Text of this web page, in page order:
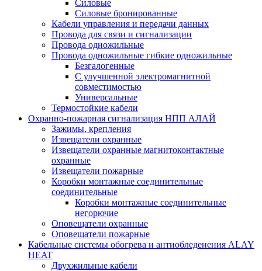
Силовые
Силовые бронированные
Кабели управления и передачи данных
Провода для связи и сигнализации
Провода одножильные
Провода одножильные гибкие одножильные
Безгалогенные
С улучшенной электромагнитной
совместимостью
Универсальные
Термостойкие кабели
Охранно-пожарная сигнализация НПП АЛАЙ
Зажимы, крепления
Извещатели охранные
Извещатели охранные магнитоконтактные
охранные
Извещатели пожарные
Коробки монтажные соединительные
соединительные
Коробки монтажные соединительные
негорючие
Оповещатели охранные
Оповещатели пожарные
Кабельные системы обогрева и антиобледенения ALAY
HEAT
Двухжильные кабели